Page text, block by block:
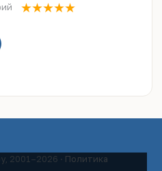
2001–2026 · Политика